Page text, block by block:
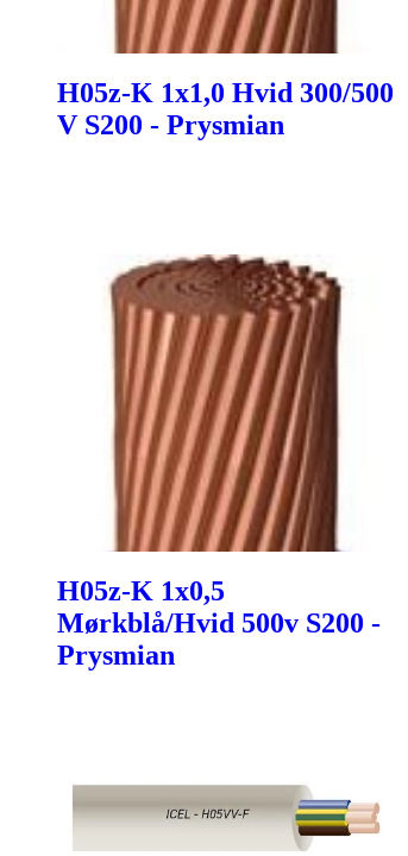
H05z-K 1x1,0 Hvid 300/500
V S200 - Prysmian
H05z-K 1x0,5
Mørkblå/Hvid 500v S200 -
Prysmian